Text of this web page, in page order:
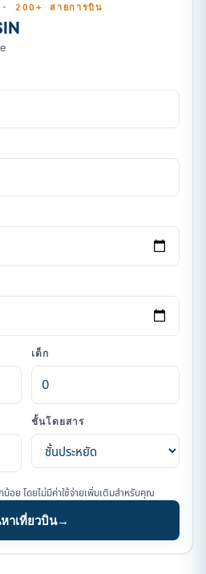
· 200+ สายการบิน
เด็ก
ชั้นโดยสาร
อย โดยไม่มีค่าใช้จ่ายเพิ่มเติมสำหรับคุณ
าเที่ยวบิน→